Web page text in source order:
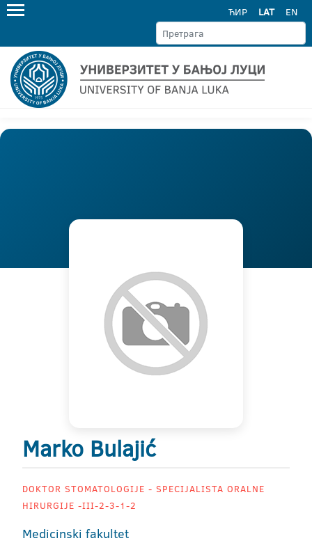
ЋИР LAT EN
Marko Bulajić
DOKTOR STOMATOLOGIJE - SPECIJALISTA ORALNE
HIRURGIJE -III-2-3-1-2
Medicinski fakultet